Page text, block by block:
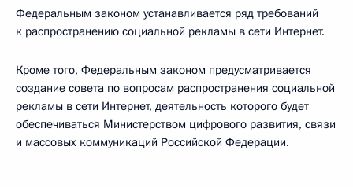
Федеральным законом устанавливается ряд требований
к распространению социальной рекламы в сети Интернет.
Кроме того, Федеральным законом предусматривается
создание совета по вопросам распространения социальной
рекламы в сети Интернет, деятельность которого будет
обеспечиваться Министерством цифрового развития, связи
и массовых коммуникаций Российской Федерации.